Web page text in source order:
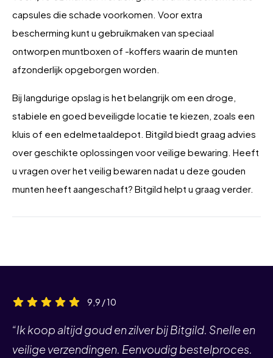
capsules die schade voorkomen. Voor extra
bescherming kunt u gebruikmaken van speciaal
ontworpen muntboxen of -koffers waarin de munten
afzonderlijk opgeborgen worden.
Bij langdurige opslag is het belangrijk om een droge,
stabiele en goed beveiligde locatie te kiezen, zoals een
kluis of een edelmetaaldepot. Bitgild biedt graag advies
over geschikte oplossingen voor veilige bewaring. Heeft
u vragen over het veilig bewaren nadat u deze gouden
munten heeft aangeschaft? Bitgild helpt u graag verder.
9,9 / 10
“Ik koop altijd goud en zilver bij Bitgild. Snelle en
veilige verzendingen. Eenvoudig bestelproces.